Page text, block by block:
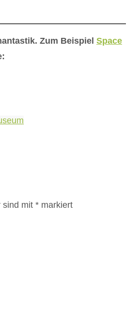
Zum Beispiel Space
sind mit * markiert